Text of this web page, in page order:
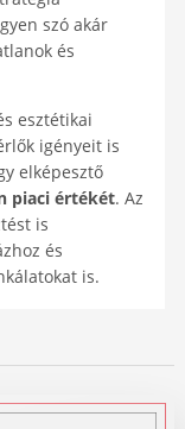
szó akár
és
esztétikai
igényeit is
elképesztő
piaci értékét. Az
is
és
is.